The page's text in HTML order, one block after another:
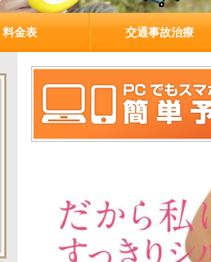
料金表 交通事故治療